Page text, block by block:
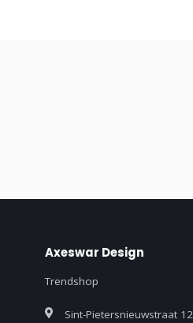
Axeswar Design
Trendshop
Sint-Pietersnieuwstraat 12